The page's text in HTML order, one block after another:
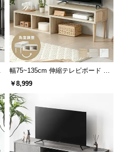
幅75~135cm 伸縮テレビボード 角
度調整 木目調／マーブル調 オープ
ン収納付き コンパクト
￥8,999